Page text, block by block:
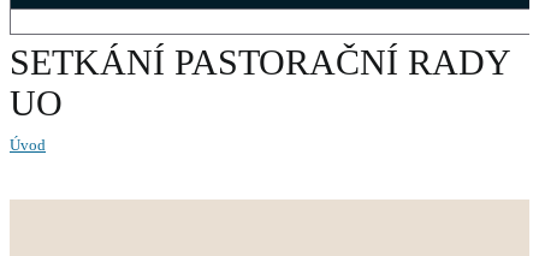
SETKÁNÍ PASTORAČNÍ RADY
UO
Úvod